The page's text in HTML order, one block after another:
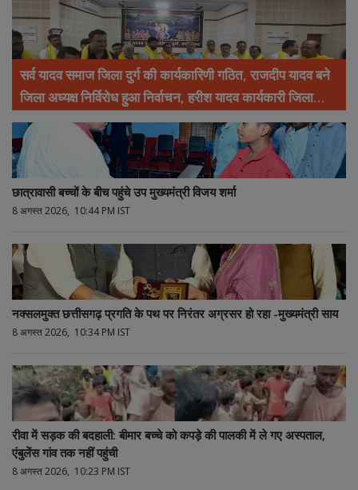
सर्व यादव समाज जिला दुर्ग की कार्यकारिणी गठित, राजदीप यादव बने
जिला अध्यक्ष निर्विरोध हुआ निर्वाचन, हरीश यादव कार्यकारी जिला
अध्यक्ष, महेश यादव उपाध्यक्ष और ताम्रध्वज यादव महामंत्री निर्वाचित
छात्रावासी बच्चों के बीच पहुंचे उप मुख्यमंत्री विजय शर्मा
8 अगस्त 2026, 10:44 PM IST
नक्सलमुक्त छत्तीसगढ़ प्रगति के पथ पर निरंतर अग्रसर हो रहा -मुख्यमंत्री साय
8 अगस्त 2026, 10:34 PM IST
रीवा में सड़क की बदहाली: बीमार बच्चे को कपड़े की पालकी में ले गए अस्पताल,
एंबुलेंस गांव तक नहीं पहुंची
8 अगस्त 2026, 10:23 PM IST